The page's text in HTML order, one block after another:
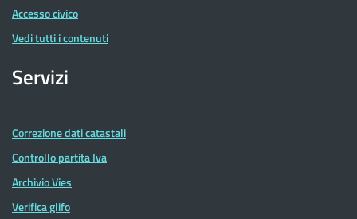
Accesso civico
Vedi tutti i contenuti
Servizi
Correzione dati catastali
Controllo partita Iva
Archivio Vies
Verifica glifo